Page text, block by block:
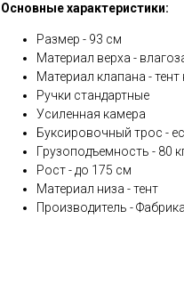
Основные характеристики:
Размер - 93 см
Материал верха -
Материал клапана -
Ручки стандартные
Усиленная камера
Буксировочный трос -
Грузоподъемность - 80
Рост - до 175 см
Материал низа - тент
Производитель -